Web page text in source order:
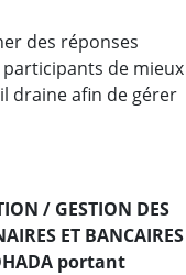
des réponses
de mieux
draine afin de gérer
/ GESTION DES
ET BANCAIRES
portant